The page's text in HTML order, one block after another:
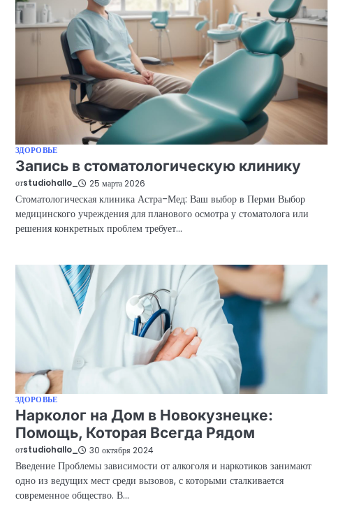
ЗДОРОВЬЕ
Запись в стоматологическую клинику
отstudiohallo_ 25 марта 2026
Стоматологическая клиника Астра-Мед: Ваш выбор в Перми Выбор
медицинского учреждения для планового осмотра у стоматолога или
решения конкретных проблем требует…
ЗДОРОВЬЕ
Нарколог на Дом в Новокузнецке:
Помощь, Которая Всегда Рядом
отstudiohallo_ 30 октября 2024
Введение Проблемы зависимости от алкоголя и наркотиков занимают
одно из ведущих мест среди вызовов, с которыми сталкивается
современное общество. В…